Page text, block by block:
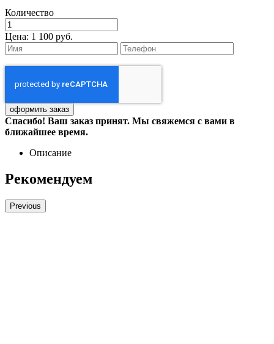
Количество
Цена: 1 100 руб.
Спасибо! Ваш заказ принят. Мы свяжемся с вами в
ближайшее время.
Описание
Рекомендуем
Previous